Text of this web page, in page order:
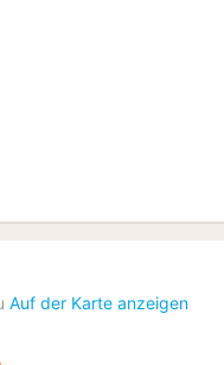
Auf der Karte anzeigen